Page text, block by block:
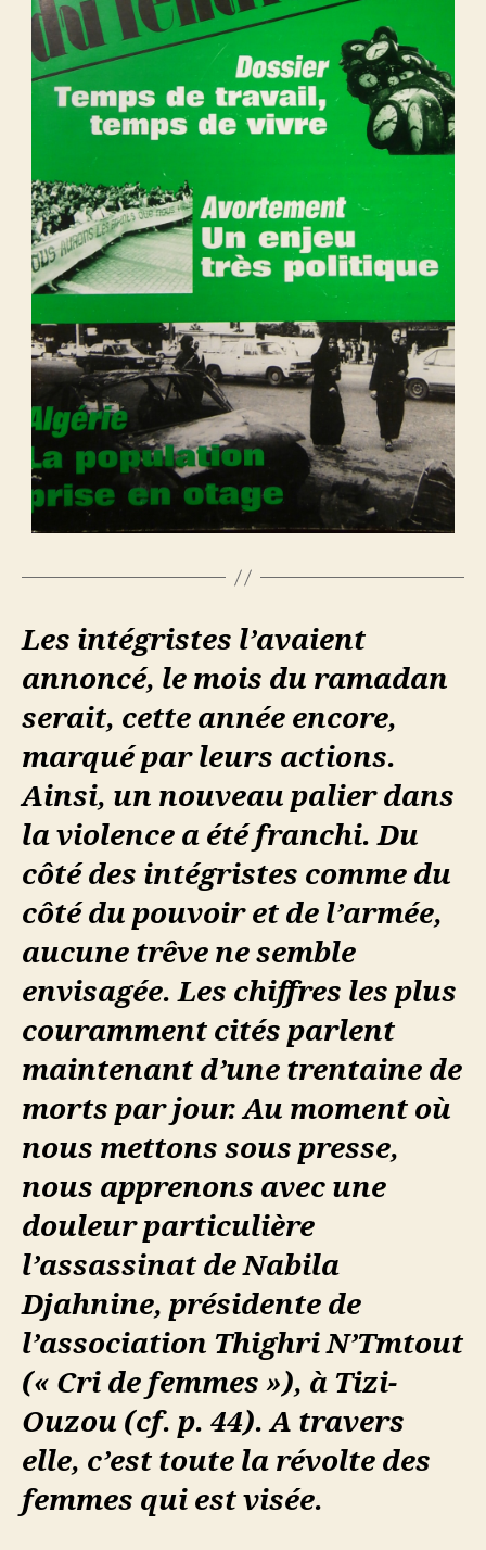
Les intégristes l’avaient
annoncé, le mois du ramadan
serait, cette année encore,
marqué par leurs actions.
Ainsi, un nouveau palier dans
la violence a été franchi. Du
côté des intégristes comme du
côté du pouvoir et de l’armée,
aucune trêve ne semble
envisagée. Les chiffres les plus
couramment cités parlent
maintenant d’une trentaine de
morts par jour. Au moment où
nous mettons sous presse,
nous apprenons avec une
douleur particulière
l’assassinat de Nabila
Djahnine, présidente de
l’association Thighri N’Tmtout
(« Cri de femmes »), à Tizi-
Ouzou (cf. p. 44). A travers
elle, c’est toute la révolte des
femmes qui est visée.